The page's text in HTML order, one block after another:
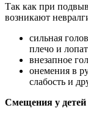
Так как при
возникают
сильная
плечо и
внезапное
онемения в
слабость и
Смещения у детей